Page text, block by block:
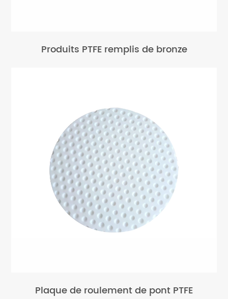
Produits PTFE remplis de bronze
Plaque de roulement de pont PTFE